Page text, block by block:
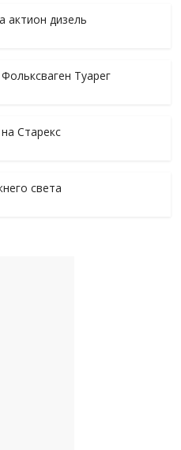
актион дизель
Туарег
Старекс
света